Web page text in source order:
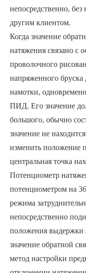
непосредственно,
другим клиентом.
Когда значение
натяжения связано с
проволочного
напряженного бруска
намотки,
ПИД. Его значение
большого, обычно
значение не
изменить положение
центральная точка
Потенциометр
потенциометром на
режима
непосредственно
положения выдержки
значение обратной
метод настройки